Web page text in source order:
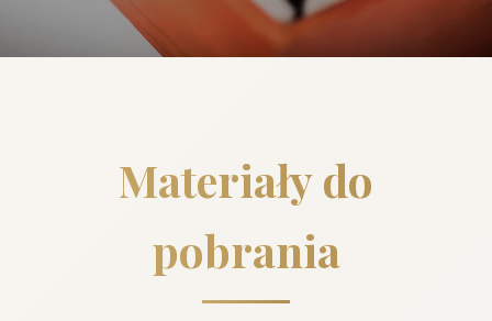
Materiały do
pobrania